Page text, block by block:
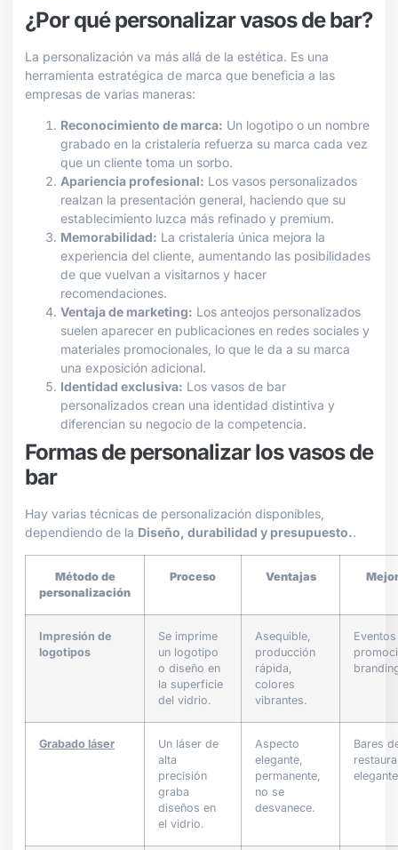
¿Por qué personalizar vasos de bar?
La personalización va más allá de la estética. Es una
herramienta estratégica de marca que beneficia a las
empresas de varias maneras:
Reconocimiento de marca: Un logotipo o un nombre
grabado en la cristalería refuerza su marca cada vez
que un cliente toma un sorbo.
Apariencia profesional: Los vasos personalizados
realzan la presentación general, haciendo que su
establecimiento luzca más refinado y premium.
Memorabilidad: La cristalería única mejora la
experiencia del cliente, aumentando las posibilidades
de que vuelvan a visitarnos y hacer
recomendaciones.
Ventaja de marketing: Los anteojos personalizados
suelen aparecer en publicaciones en redes sociales y
materiales promocionales, lo que le da a su marca
una exposición adicional.
Identidad exclusiva: Los vasos de bar
personalizados crean una identidad distintiva y
diferencian su negocio de la competencia.
Formas de personalizar los vasos de
bar
Hay varias técnicas de personalización disponibles,
dependiendo de la Diseño, durabilidad y presupuesto..
Método de
personalización
Proceso Ventajas
Impresión de
logotipos
Se imprime
un logotipo
o diseño en
la superficie
del vidrio.
Asequible,
producción
rápida,
colores
vibrantes.
Eventos
Grabado láser
Un láser de
alta
precisión
graba
diseños en
el vidrio.
Aspecto
elegante,
permanente,
no se
desvanece.
Bares